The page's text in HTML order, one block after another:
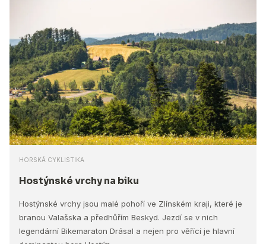
HORSKÁ CYKLISTIKA
Hostýnské vrchy na biku
Hostýnské vrchy jsou malé pohoří ve Zlínském kraji, které je
branou Valašska a předhůřím Beskyd. Jezdí se v nich
legendární Bikemaraton Drásal a nejen pro věřící je hlavní